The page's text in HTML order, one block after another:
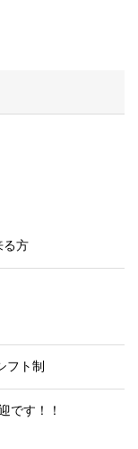
る方
フト制
です！！